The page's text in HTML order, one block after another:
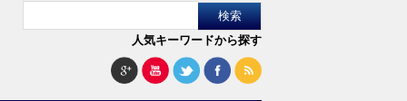
人気キーワードから探す